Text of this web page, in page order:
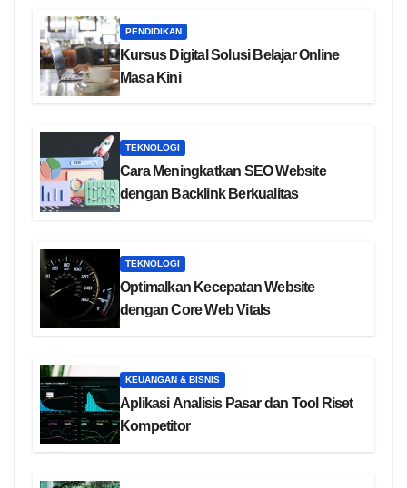
PENDIDIKAN
Kursus Digital Solusi Belajar Online
Masa Kini
TEKNOLOGI
Cara Meningkatkan SEO Website
dengan Backlink Berkualitas
TEKNOLOGI
Optimalkan Kecepatan Website
dengan Core Web Vitals
KEUANGAN & BISNIS
Aplikasi Analisis Pasar dan Tool Riset
Kompetitor